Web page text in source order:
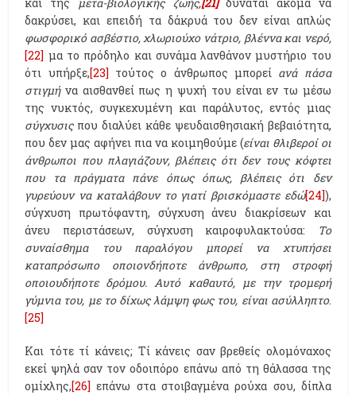
δακρύσει, και επειδή τα δάκρυά του δεν είναι απλώς
φωσφορικό ασβέστιο, χλωριούχο νάτριο, βλέννα και νερό,
[22] μα το πρόδηλο και συνάμα λανθάνον μυστήριο του
ότι υπήρξε,[23] τούτος ο άνθρωπος μπορεί ανά πάσα
στιγμήνα αισθανθεί πως η ψυχή του είναι εν τω μέσω
της νυκτός, συγκεχυμένη και παράλυτος, εντός μιας
σύγχυσιςπου διαλύει κάθε ψευδαισθησιακή βεβαιότητα,
που δεν μας αφήνει πια να κοιμηθούμε (είναι θλιβεροί οι
άνθρωποι που πλαγιάζουν, βλέπεις ότι δεν τους κόφτει
που τα πράγματα πάνε όπως όπως, βλέπεις ότι δεν
γυρεύουν να καταλάβουν το γιατί βρισκόμαστε εδώ[24]),
σύγχυση πρωτόφαντη, σύγχυση άνευ διακρίσεων και
άνευ περιστάσεων, σύγχυση καιροφυλακτούσα:
Το
συναίσθημα του παραλόγου μπορεί να χτυπήσει
καταπρόσωπο οποιονδήποτε άνθρωπο, στη στροφή
οποιουδήποτε δρόμου. Αυτό καθαυτό, με την τρομερή
γύμνια του, με το δίχως λάμψη φως του, είναι ασύλληπτο.
[25]
Και τότε τί κάνεις; Τί κάνεις σαν βρεθείς ολομόναχος
εκεί ψηλά σαν τον οδοιπόρο επάνω από τη θάλασσα της
ομίχλης,[26] επάνω στα στοιβαγμένα ρούχα σου, δίπλα